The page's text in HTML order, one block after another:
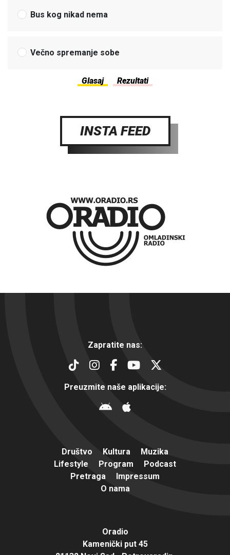
Bus kog nikad nema
Večno spremanje sobe
INSTA FEED
Zapratite nas:
Preuzmite naše aplikacije:
Društvo Kultura
Muzika
Lifestyle
Program
Podcast
Pretraga
Impressum
O nama
Oradio
Kamenički put 45